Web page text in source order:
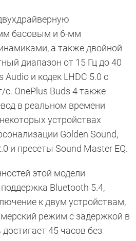
басовым и 6-мм
а также двойной
диапазон от 15 Гц до 40
Audio и кодек LHDC 5.0 с
OnePlus Buds 4 также
в реальном времени
устройствах
Golden Sound,
и пресеты Sound Master EQ.
этой модели
Bluetooth 5.4,
к двум устройствам,
режим с задержкой в
45 часов без